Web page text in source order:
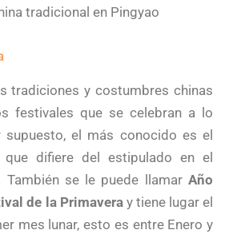
tradicional en Pingyao
tradiciones y costumbres chinas
festivales que se celebran a lo
supuesto, el más conocido es el
que difiere del estipulado en el
También se le puede llamar Año
de la Primaveray tiene lugar el
mes lunar, esto es entre Enero y